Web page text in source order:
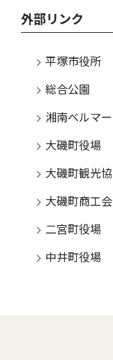
外部リンク
平塚市役所
総合公園
湘南ベルマ
大磯町役場
大磯町観光
大磯町商工会
二宮町役場
中井町役場